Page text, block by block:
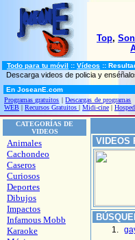
Top,
Todo para tu móvil :: Vídeos ::
Descarga videos de policia y
En JoseanE.com
Programas gratuitos |Descargas de programas
WEB | Recursos Gratuitos | Midi-cine |
CATEGORÍAS DE
VIDEOS
Animales
Cachondeo
Caseros
Curiosos
Deportes
Dibujos
Impactos
Infamous Mobb
Karaoke
VIDEOS